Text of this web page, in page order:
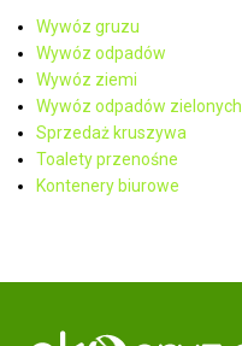
Wywóz gruzu
Wywóz odpadów
Wywóz ziemi
Wywóz odpadów zielonych
Sprzedaż kruszywa
Toalety przenośne
Kontenery biurowe